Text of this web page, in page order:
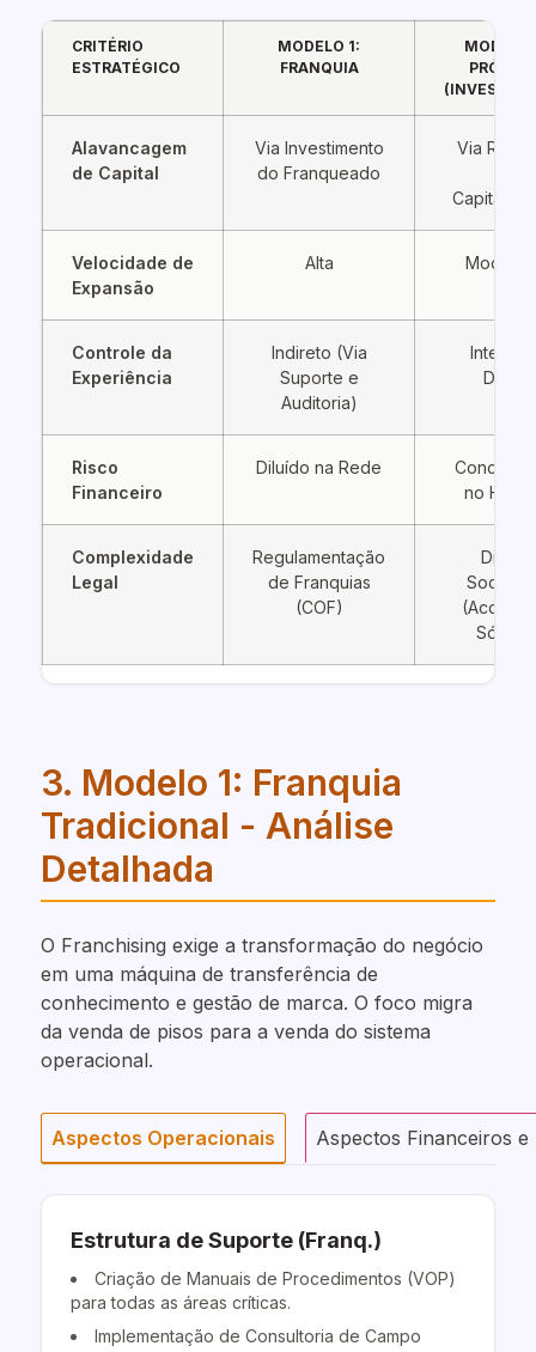
CRITÉRIO
ESTRATÉGICO
MODELO 1:
FRANQUIA
MODELO
Alavancagem
de Capital
Via Investimento
do Franqueado
Via
Capital/
Velocidade de
Expansão
Alta
Controle da
Experiência
Indireto (Via
Suporte e
Auditoria)
Integral
Direto
Risco
Financeiro
Diluído na Rede
no
Complexidade
Legal
Regulamentação
de Franquias
(COF)
Direito
(Acordo
Sócios)
3. Modelo 1: Franquia
Tradicional - Análise
Detalhada
O Franchising exige a transformação do negócio
em uma máquina de transferência de
conhecimento e gestão de marca. O foco migra
da venda de pisos para a venda do sistema
operacional.
Aspectos Operacionais Aspectos Financeiros e
Estrutura de Suporte (Franq.)
Criação de Manuais de Procedimentos (VOP)
para todas as áreas críticas.
Implementação de Consultoria de Campo